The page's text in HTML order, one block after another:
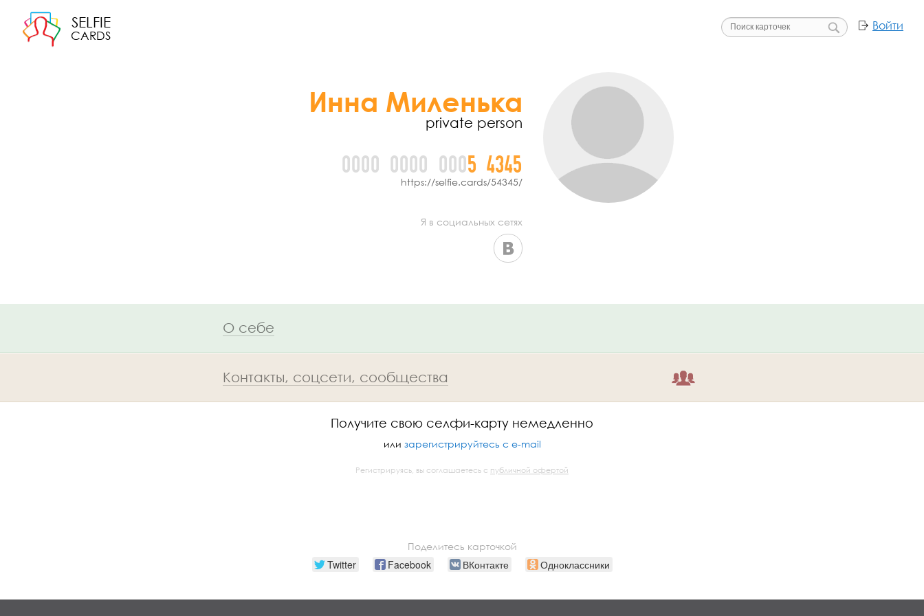
SELFIE
CARDS
Войти
Инна Миленька
private person
0000 0000 0005 4345
https://selfie.cards/54345/
Я в социальных сетях
О себе
Контакты, соцсети, сообщества
Получите свою селфи-карту немедленно
или зарегистрируйтесь с e-mail
Регистрируясь, вы соглашаетесь с публичной офертой
Поделитесь карточкой
Twitter Facebook ВКонтакте Одноклассники